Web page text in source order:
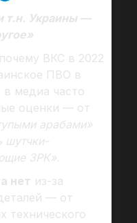
т.н. Украины —
почему ВКС в 2022
ПВО в
медиа часто
оценки — от
арабами»
шутчки-
ЗРК».
нет из-за
— от
технического